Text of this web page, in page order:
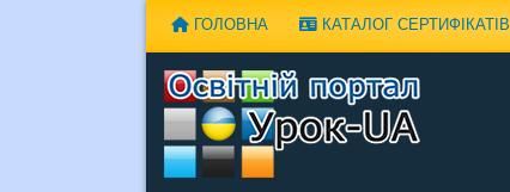
ГОЛОВНА КАТАЛОГ СЕРТИФІКАТІВ